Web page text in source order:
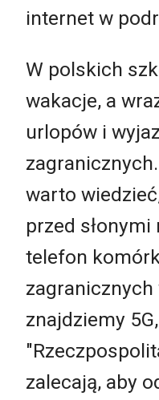
internet w
W polskich
wakacje, a
urlopów i
warto
przed
telefon
znajdziemy
zalecają, aby